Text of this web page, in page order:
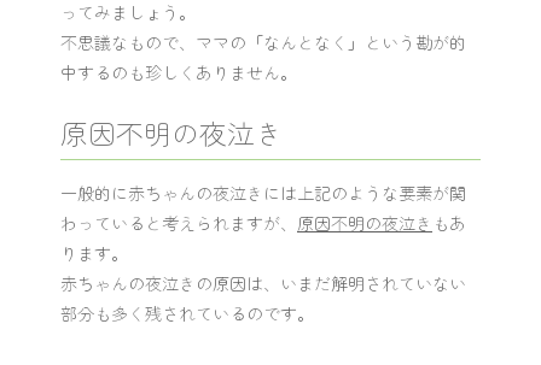
ってみましょう。
不思議なもので、ママの「なんとなく」という勘が的
中するのも珍しくありません。
原因不明の夜泣き
一般的に赤ちゃんの夜泣きには上記のような要素が関
わっていると考えられますが、 原因不明の夜泣き もあ
ります。
赤ちゃんの夜泣きの原因は、いまだ解明されていない
部分も多く残されているのです。